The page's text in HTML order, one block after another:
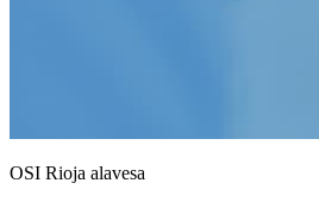
OSI Rioja alavesa